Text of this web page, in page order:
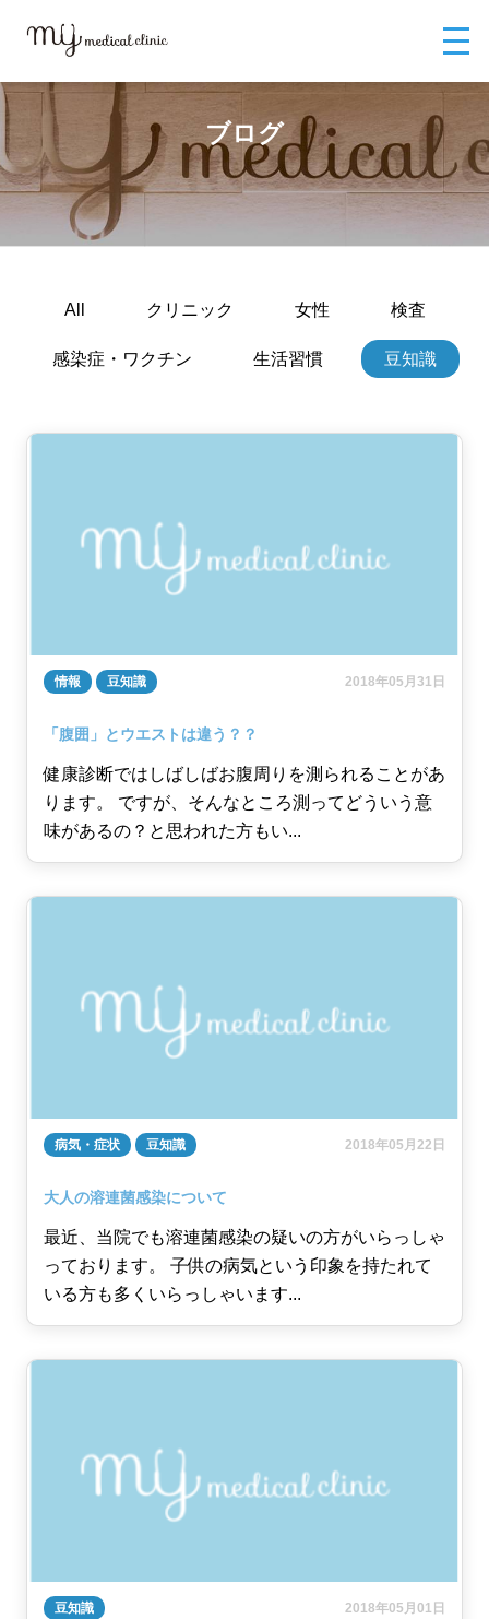
ブログ
All クリニック 女性 検査
感染症・ワクチン 生活習慣 豆知識
情報 豆知識 2018年05月31日
「腹囲」とウエストは違う？？
健康診断ではしばしばお腹周りを測られることがあ
ります。 ですが、そんなところ測ってどういう意
味があるの？と思われた方もい...
病気・症状 豆知識 2018年05月22日
大人の溶連菌感染について
最近、当院でも溶連菌感染の疑いの方がいらっしゃ
っております。 子供の病気という印象を持たれて
いる方も多くいらっしゃいます...
豆知識 2018年05月01日